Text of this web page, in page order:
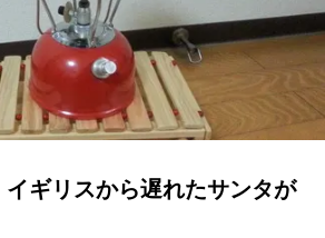
ギリスから遅れたサンタが